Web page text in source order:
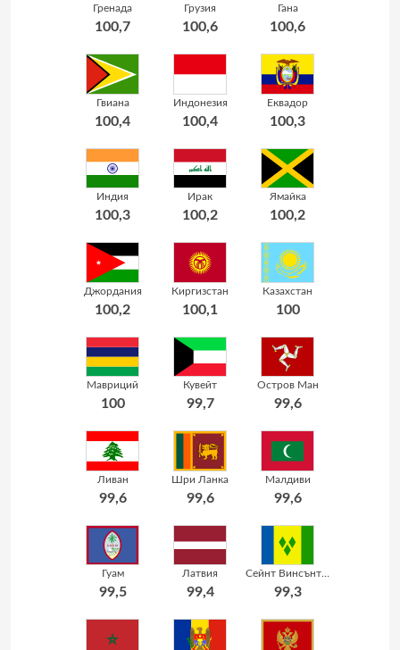
Гренада
100,7
Грузия
100,6
Гана
100,6
Гвиана
100,4
Индонезия
100,4
Еквадор
100,3
Индия
100,3
Ирак
100,2
Ямайка
100,2
Джордания
100,2
Киргизстан
100,1
Казахстан
100
Мавриций
100
Кувейт
99,7
Остров Ман
99,6
Ливан
99,6
Шри Ланка
99,6
Малдиви
99,6
Гуам
99,5
Латвия
99,4 99,3